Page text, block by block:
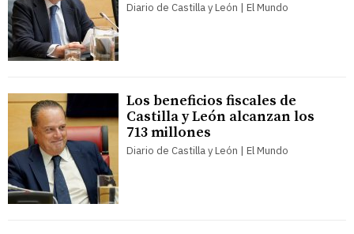
Diario de Castilla y León | El Mundo
Los beneficios fiscales de
Castilla y León alcanzan los
713 millones
Diario de Castilla y León | El Mundo